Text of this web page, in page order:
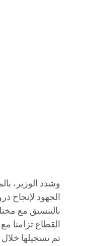
وشدد الوزير،
الجهود لإنجاح
بالتنسيق مع
القطاع تزامنا
تم تسجيلها